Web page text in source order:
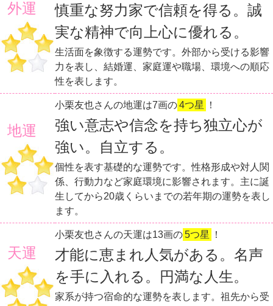
外運
慎重な努力家で信頼を得る。誠
実な精神で向上心に優れる。
生活面を象徴する運勢です。外部から受ける影響
力を表し、結婚運、家庭運や職場、環境への順応
性を表します。
地運
小栗友也さんの地運は7画の4つ星 ！
強い意志や信念を持ち独立心が
強い。自立する。
個性を表す基礎的な運勢です。性格形成や対人関
係、行動力など家庭環境に影響されます。主に誕
生してから20歳くらいまでの若年期の運勢を表し
ます。
天運
小栗友也さんの天運は13画の5つ星 ！
才能に恵まれ人気がある。名声
を手に入れる。円満な人生。
家系が持つ宿命的な運勢を表します。祖先から受